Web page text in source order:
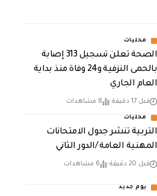
محليات
الصحة تعلن تسجيل 313 إصابة
بالحمى النزفية و24 وفاة منذ بداية
العام الجاري
قبل 17 دقيقة 8 مشاهدات
محليات
التربية تنشر جدول الامتحانات
المهنية العامة /الدور الثاني
قبل 20 دقيقة 6 مشاهدات
يوم جديد